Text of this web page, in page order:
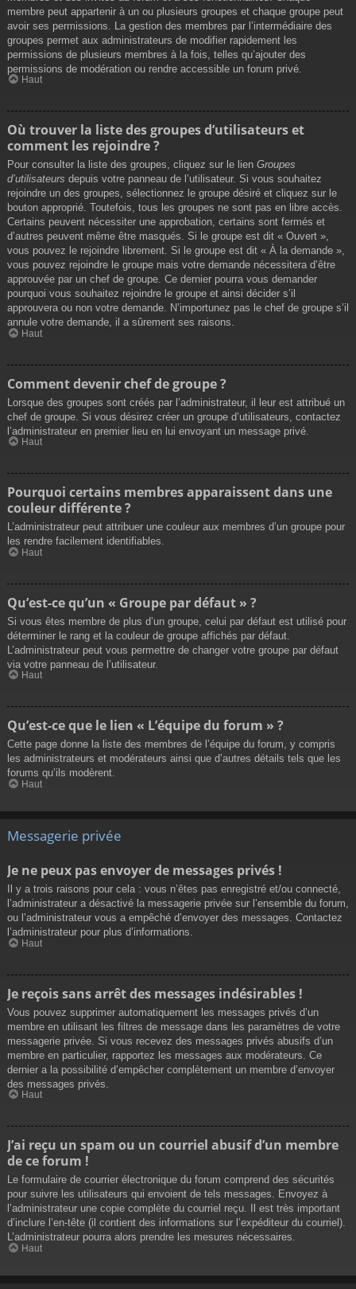
membre peut appartenir à un ou plusieurs groupes et chaque groupe peut
avoir ses permissions. La gestion des membres par l’intermédiaire des
groupes permet aux administrateurs de modifier rapidement les
permissions de plusieurs membres à la fois, telles qu’ajouter des
permissions de modération ou rendre accessible un forum privé.
Haut
Où trouver la liste des groupes d’utilisateurs et
comment les rejoindre ?
Pour consulter la liste des groupes, cliquez sur le lien Groupes
d’utilisateurs depuis votre panneau de l’utilisateur. Si vous souhaitez
rejoindre un des groupes, sélectionnez le groupe désiré et cliquez sur le
bouton approprié. Toutefois, tous les groupes ne sont pas en libre accès.
Certains peuvent nécessiter une approbation, certains sont fermés et
d’autres peuvent même être masqués. Si le groupe est dit « Ouvert »,
vous pouvez le rejoindre librement. Si le groupe est dit « À la demande »,
vous pouvez rejoindre le groupe mais votre demande nécessitera d’être
approuvée par un chef de groupe. Ce dernier pourra vous demander
pourquoi vous souhaitez rejoindre le groupe et ainsi décider s’il
approuvera ou non votre demande. N’importunez pas le chef de groupe s’il
annule votre demande, il a sûrement ses raisons.
Haut
Comment devenir chef de groupe ?
Lorsque des groupes sont créés par l’administrateur, il leur est attribué un
chef de groupe. Si vous désirez créer un groupe d’utilisateurs, contactez
l’administrateur en premier lieu en lui envoyant un message privé.
Haut
Pourquoi certains membres apparaissent dans une
couleur différente ?
L’administrateur peut attribuer une couleur aux membres d’un groupe pour
les rendre facilement identifiables.
Haut
Qu’est-ce qu’un « Groupe par défaut » ?
Si vous êtes membre de plus d’un groupe, celui par défaut est utilisé pour
déterminer le rang et la couleur de groupe affichés par défaut.
L’administrateur peut vous permettre de changer votre groupe par défaut
via votre panneau de l’utilisateur.
Haut
Qu’est-ce que le lien « L’équipe du forum » ?
Cette page donne la liste des membres de l’équipe du forum, y compris
les administrateurs et modérateurs ainsi que d’autres détails tels que les
forums qu’ils modèrent.
Haut
Messagerie privée
Je ne peux pas envoyer de messages privés !
Il y a trois raisons pour cela : vous n’êtes pas enregistré et/ou connecté,
l’administrateur a désactivé la messagerie privée sur l’ensemble du forum,
ou l’administrateur vous a empêché d’envoyer des messages. Contactez
l’administrateur pour plus d’informations.
Haut
Je reçois sans arrêt des messages indésirables !
Vous pouvez supprimer automatiquement les messages privés d’un
membre en utilisant les filtres de message dans les paramètres de votre
messagerie privée. Si vous recevez des messages privés abusifs d’un
membre en particulier, rapportez les messages aux modérateurs. Ce
dernier a la possibilité d’empêcher complètement un membre d’envoyer
des messages privés.
Haut
J’ai reçu un spam ou un courriel abusif d’un membre
de ce forum !
Le formulaire de courrier électronique du forum comprend des sécurités
pour suivre les utilisateurs qui envoient de tels messages. Envoyez à
l’administrateur une copie complète du courriel reçu. Il est très important
d’inclure l’en-tête (il contient des informations sur l’expéditeur du courriel).
L’administrateur pourra alors prendre les mesures nécessaires.
Haut